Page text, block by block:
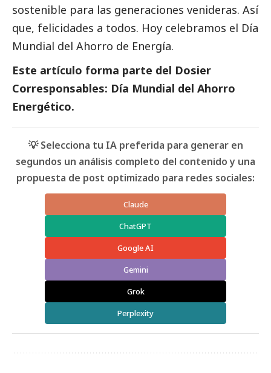
sostenible para las generaciones venideras. Así
que, felicidades a todos. Hoy celebramos el Día
Mundial del Ahorro de Energía.
Este artículo forma parte del Dosier
Corresponsables: Día Mundial del Ahorro
Energético.
💡 Selecciona tu IA preferida para generar en
segundos un análisis completo del contenido y una
propuesta de post optimizado para redes sociales:
Claude
ChatGPT
Google AI
Gemini
Grok
Perplexity